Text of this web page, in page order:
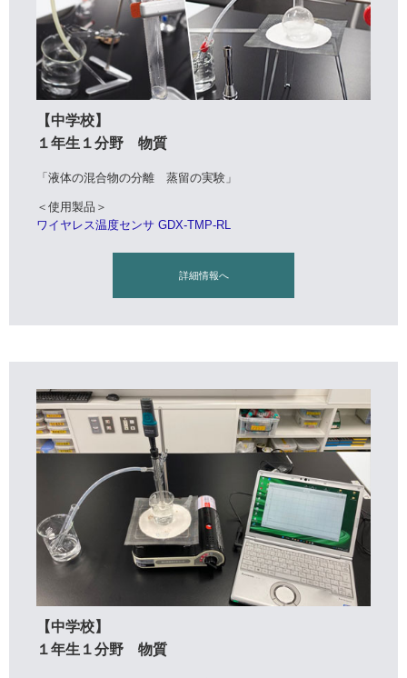
【中学校】
１年生１分野 物質
「液体の混合物の分離 蒸留の実験」
＜使用製品＞
ワイヤレス温度センサ GDX-TMP-RL
詳細情報へ
【中学校】
１年生１分野 物質